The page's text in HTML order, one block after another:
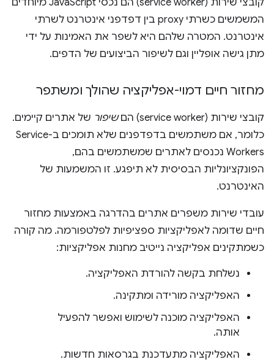
קובצי שירות (service worker) הם נכסי JavaScript מיוחדים
המשמשים כשרתי proxy בין דפדפני אינטרנט לשרתי
אינטרנט. המטרה שלהם היא לשפר את האמינות על ידי
מתן גישה אופליין וגם לשיפור הביצועים של הדפים.
מחזור חיים דמוי-אפליקציה שהולך ומשתפר
קובצי שירות (service worker) הם שיפור של אתרים קיימים.
כלומר, אם משתמשים בדפדפנים שלא תומכים ב-Service
Workers נכנסים לאתרים שמשתמשים בהם,
הפונקציונליות הבסיסית לא תיפגע. זו המשמעות של
האינטרנט.
עובדי שירות משפרים אתרים בהדרגה באמצעות מחזור
חיים שדומה לאפליקציות ספציפיות לפלטפורמה. מה קורה
כשמתקינים אפליקציה נייטיב מחנות אפליקציות:
נשלחת בקשה להורדת האפליקציה.
האפליקציה מורידה ומתקינה.
האפליקציה מוכנה לשימוש ואפשר להפעיל
אותה.
האפליקציה מתעדכנת בגרסאות חדשות.